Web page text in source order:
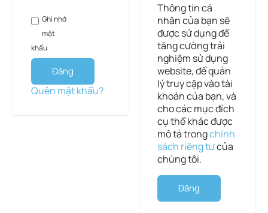
Ghi nhớ
mật
khẩu
Đăng
nhập
Quên mật khẩu?
Thông tin cá
nhân của bạn sẽ
được sử dụng để
tăng cường trải
nghiệm sử dụng
website, để quản
lý truy cập vào tài
khoản của bạn, và
cho các mục đích
cụ thể khác được
mô tả trongchính
sách riêng tưcủa
chúng tôi.
Đăng
ký